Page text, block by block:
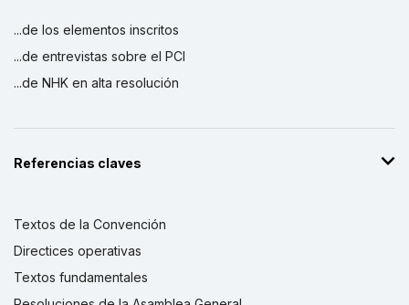
...de los elementos inscritos
...de entrevistas sobre el PCI
...de NHK en alta resolución
Referencias claves
Textos de la Convención
Directices operativas
Textos fundamentales